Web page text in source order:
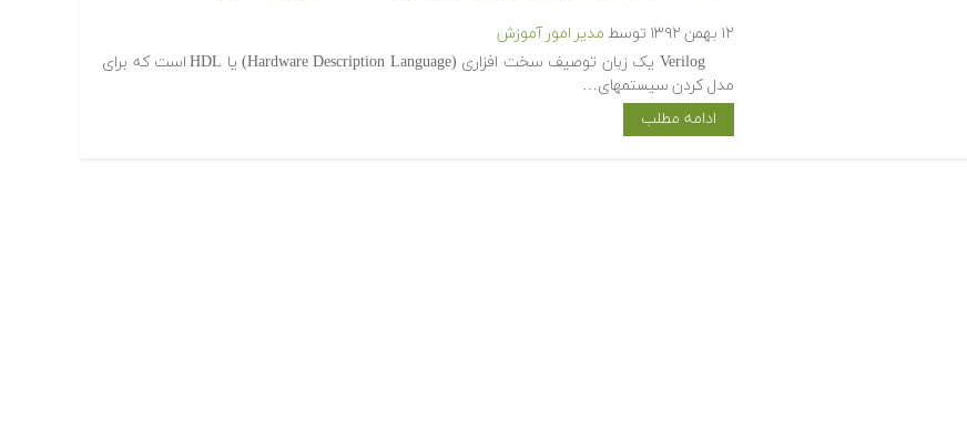
۱۲ بهمن ۱۳۹۲ توسط مدیر امور آموزش
Verilog یک زبان توصیف سخت افزاری (Hardware Description Language) یا HDL است که برای
مدل کردن سیستم­های…
ادامه مطلب